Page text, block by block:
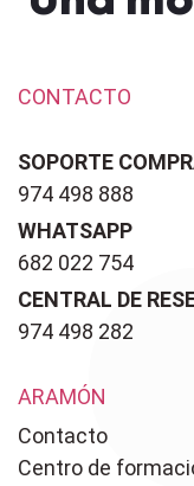
CONTACTO
SOPORTE
974 498 888
WHATSAPP
682 022 754
CENTRAL DE
974 498 282
ARAMÓN
Contacto
Centro de